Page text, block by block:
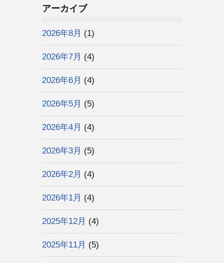
アーカイブ
2026年8月 (1)
2026年7月 (4)
2026年6月 (4)
2026年5月 (5)
2026年4月 (4)
2026年3月 (5)
2026年2月 (4)
2026年1月 (4)
2025年12月 (4)
2025年11月 (5)